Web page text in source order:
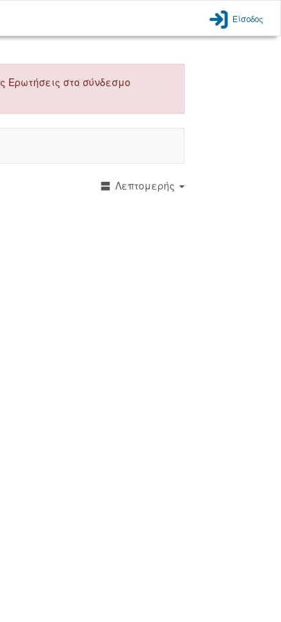
Είσοδος
Ερωτήσεις στο σύνδεσμο
Λεπτομερής